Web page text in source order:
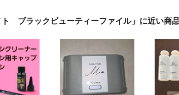
ブラックビューティーファイル」に近い商